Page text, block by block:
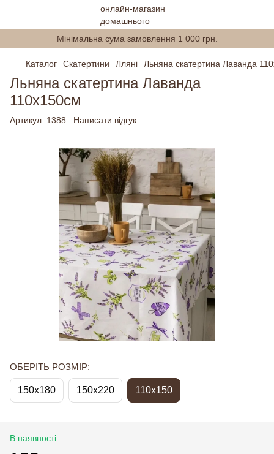
Мінімальна сума замовлення 1 000 грн.
Каталог Скатертини Лляні Льняна скатертина Лаванда
Льняна скатертина Лаванда
110х150см
Артикул: 1388 Написати відгук
ОБЕРІТЬ РОЗМІР:
150x180 150x220 110х150
В наявності